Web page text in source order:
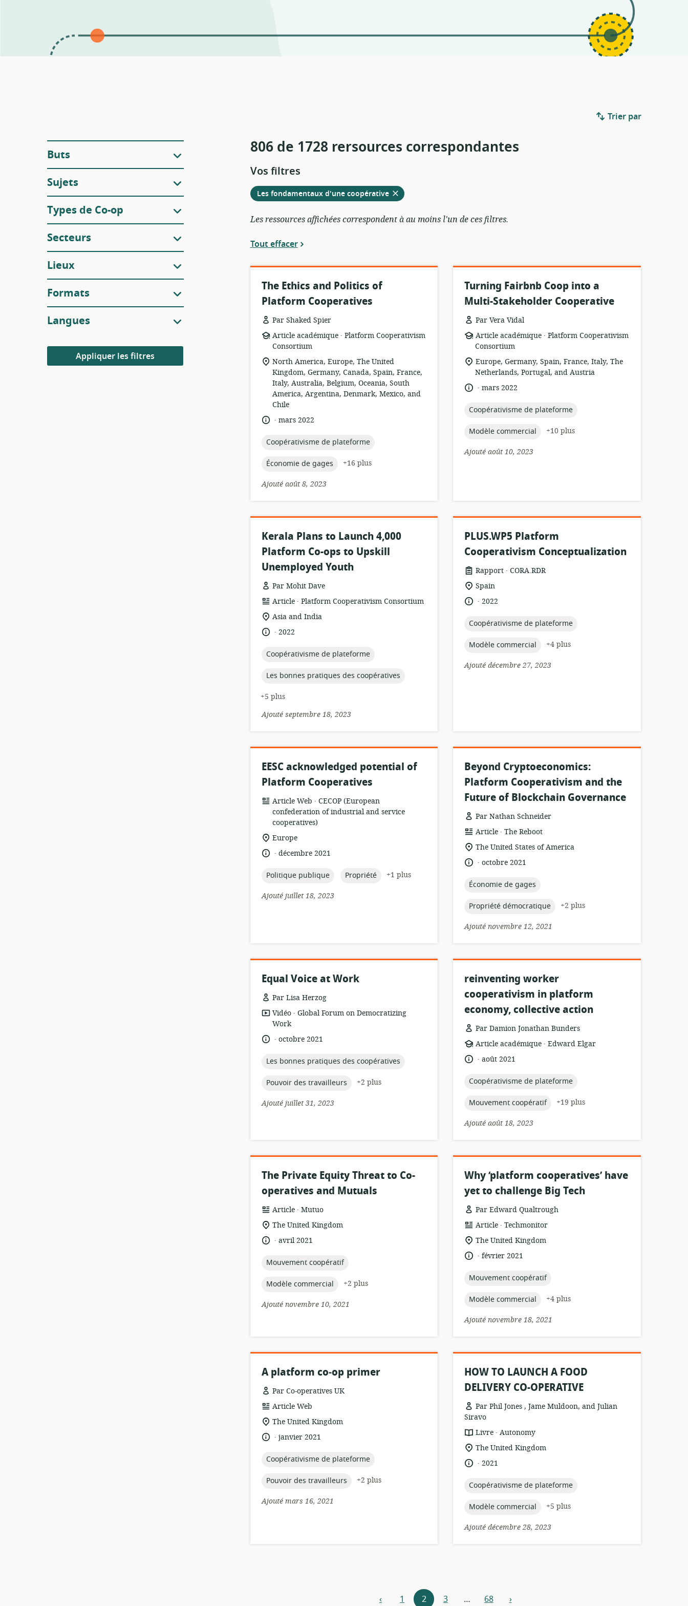
Filtres
Buts
Sujets
Types de Co-op
Secteurs
Lieux
Formats
Langues
Appliquer les filtres
Trier par
806 de 1728 rersources correspondantes
Vos filtres
Retirer
Les fondamentaux d'une coopérativeà
partir
des
filtres
Les ressources affichées correspondent à au moins l'un de ces filtres.
Tout effacer
The Ethics and Politics of
Platform Cooperatives
Par Shaked Spier
Format
de
ressource:
Article académique .
éditeur:
Platform Cooperativism
Consortium
Lieu
de
pertinence:
North America, Europe, The United
Kingdom, Germany, Canada, Spain, France,
Italy, Australia, Belgium, Oceania, South
America, Argentina, Denmark, Mexico, and
Chile
langue:
.
date
publication:
mars 2022
topic:
Coopérativisme de plateforme
topic:
Économie de gages
+16 plus
Ajouté août 8, 2023
Turning Fairbnb Coop into a
Multi-Stakeholder Cooperative
Par Vera Vidal
Format
de
ressource:
Article académique .
éditeur:
Platform Cooperativism
Consortium
Lieu
de
pertinence:
Europe, Germany, Spain, France, Italy, The
Netherlands, Portugal, and Austria
langue:
.
date
publication:
mars 2022
topic:
Coopérativisme de plateforme
topic:
Modèle commercial
+10 plus
Ajouté août 10, 2023
Kerala Plans to Launch 4,000
Platform Co-ops to Upskill
Unemployed Youth
Par Mohit Dave
Format
de
ressource:
Article .
éditeur:
Platform Cooperativism Consortium
Lieu
de
pertinence:
Asia and India
langue:
.
date
publication:
2022
topic:
Coopérativisme de plateforme
topic:
Les bonnes pratiques des coopératives
+5 plus
Ajouté septembre 18, 2023
PLUS.WP5 Platform
Cooperativism Conceptualization
Format
de
ressource:
Rapport .
éditeur:
CORA.RDR
Lieu
de
pertinence:
Spain
langue:
.
date
publication:
2022
topic:
Coopérativisme de plateforme
topic:
Modèle commercial
+4 plus
Ajouté décembre 27, 2023
EESC acknowledged potential of
Platform Cooperatives
Format
de
ressource:
Article Web .
éditeur:
CECOP (European
confederation of industrial and service
cooperatives)
Lieu
pertinence:
Europe
langue:
.
date
publication:
décembre 2021
topic:
Politique publique topic:
Propriété
+1 plus
Ajouté juillet 18, 2023
Beyond Cryptoeconomics:
Platform Cooperativism and the
Future of Blockchain Governance
Par Nathan Schneider
Format
de
ressource:
Article .
éditeur:
The Reboot
Lieu
pertinence:
The United States of America
langue:
.
date
publication:
octobre 2021
topic:
Économie de gages
topic:
Propriété démocratique
+2 plus
Ajouté novembre 12, 2021
Equal Voice at Work
Par Lisa Herzog
Format
de
ressource:
Vidéo .
éditeur:
Global Forum on Democratizing
Work
langue:
.
date
publication:
octobre 2021
topic:
Les bonnes pratiques des coopératives
topic:
Pouvoir des travailleurs
+2 plus
Ajouté juillet 31, 2023
reinventing worker
cooperativism in platform
economy, collective action
Par Damion Jonathan Bunders
Format
ressource:
Article académique .
éditeur:
Edward Elgar
langue:
.
date
publication:
août 2021
topic:
Coopérativisme de plateforme
topic:
Mouvement coopératif
+19 plus
Ajouté août 18, 2023
The Private Equity Threat to Co-
operatives and Mutuals
Format
de
ressource:
Article .
éditeur:
Mutuo
Lieu
pertinence:
The United Kingdom
langue:
.
date
publication:
avril 2021
topic:
Mouvement coopératif
topic:
Modèle commercial
+2 plus
Ajouté novembre 10, 2021
Why ‘platform cooperatives’ have
yet to challenge Big Tech
Par Edward Qualtrough
Format
de
ressource:
Article .
éditeur:
Techmonitor
Lieu
de
pertinence:
The United Kingdom
langue:
.
date
publication:
février 2021
topic:
Mouvement coopératif
topic:
Modèle commercial
+4 plus
Ajouté novembre 18, 2021
A platform co‑op primer
Par Co-operatives UK
Format
de
ressource:
Article Web
Lieu
de
pertinence:
The United Kingdom
langue:
.
date
publication:
janvier 2021
topic:
Coopérativisme de plateforme
topic:
Pouvoir des travailleurs
+2 plus
Ajouté mars 16, 2021
HOW TO LAUNCH A FOOD
DELIVERY CO-OPERATIVE
Par Phil Jones , Jame Muldoon, and Julian
Siravo
Format
de
ressource:
Livre .
éditeur:
Autonomy
Lieu
de
pertinence:
The United Kingdom
langue:
.
date
publication:
2021
topic:
Coopérativisme de plateforme
topic:
Modèle commercial
+5 plus
Ajouté décembre 28, 2023
‹précédent
1 2 3 … 68 Suivant
›